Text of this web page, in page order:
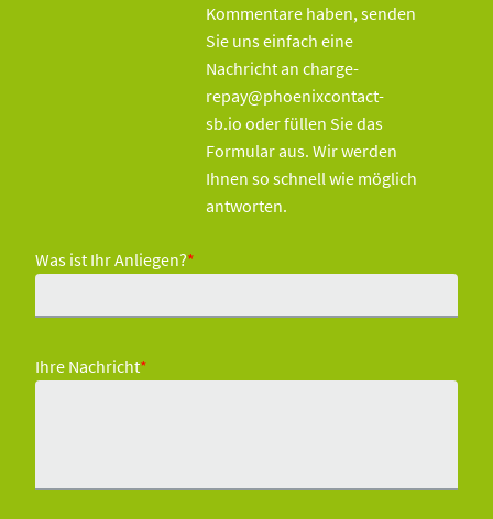
Kommentare haben, senden
Sie uns einfach eine
Nachricht an charge-
repay@phoenixcontact-
sb.io oder füllen Sie das
Formular aus. Wir werden
Ihnen so schnell wie möglich
antworten.
Was ist Ihr Anliegen?*
Ihre Nachricht*